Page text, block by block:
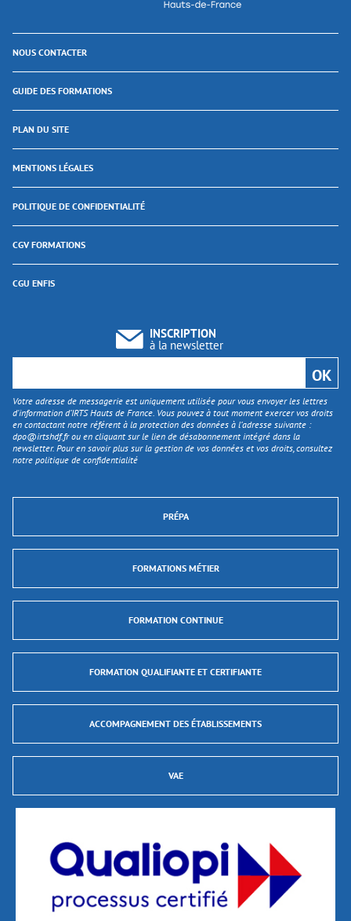
NOUS CONTACTER
GUIDE DES FORMATIONS
PLAN DU SITE
MENTIONS LÉGALES
POLITIQUE DE CONFIDENTIALITÉ
CGV FORMATIONS
CGU ENFIS
INSCRIPTION
à la newsletter
Votre adresse de messagerie est uniquement utilisée pour vous envoyer les lettres
d'information d’IRTS Hauts de France. Vous pouvez à tout moment exercer vos droits
en contactant notre référent à la protection des données à l’adresse suivante :
dpo@irtshdf.frou en cliquant sur le lien de désabonnement intégré dans la
newsletter. Pour en savoir plus sur la gestion de vos données et vos droits, consultez
notre politique de confidentialité
PRÉPA
FORMATIONS MÉTIER
FORMATION CONTINUE
FORMATION QUALIFIANTE ET CERTIFIANTE
ACCOMPAGNEMENT DES ÉTABLISSEMENTS
VAE